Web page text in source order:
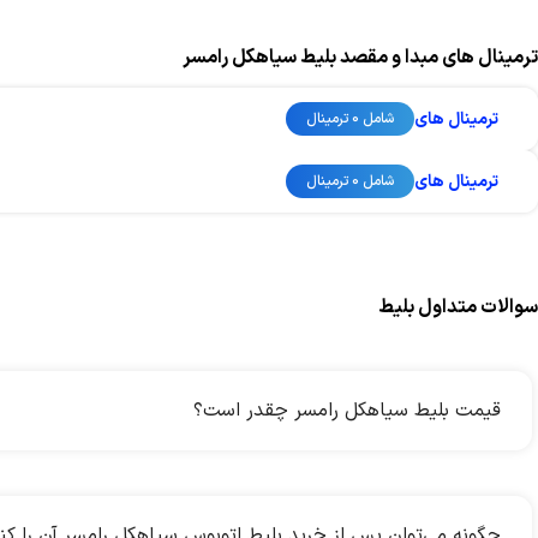
ترمینال های مبدا و مقصد بلیط سیاهکل رامسر
ترمینال های شامل 0 ترمینال
ترمینال های شامل 0 ترمینال
سوالات متداول بلیط
قیمت بلیط سیاهکل رامسر چقدر است؟